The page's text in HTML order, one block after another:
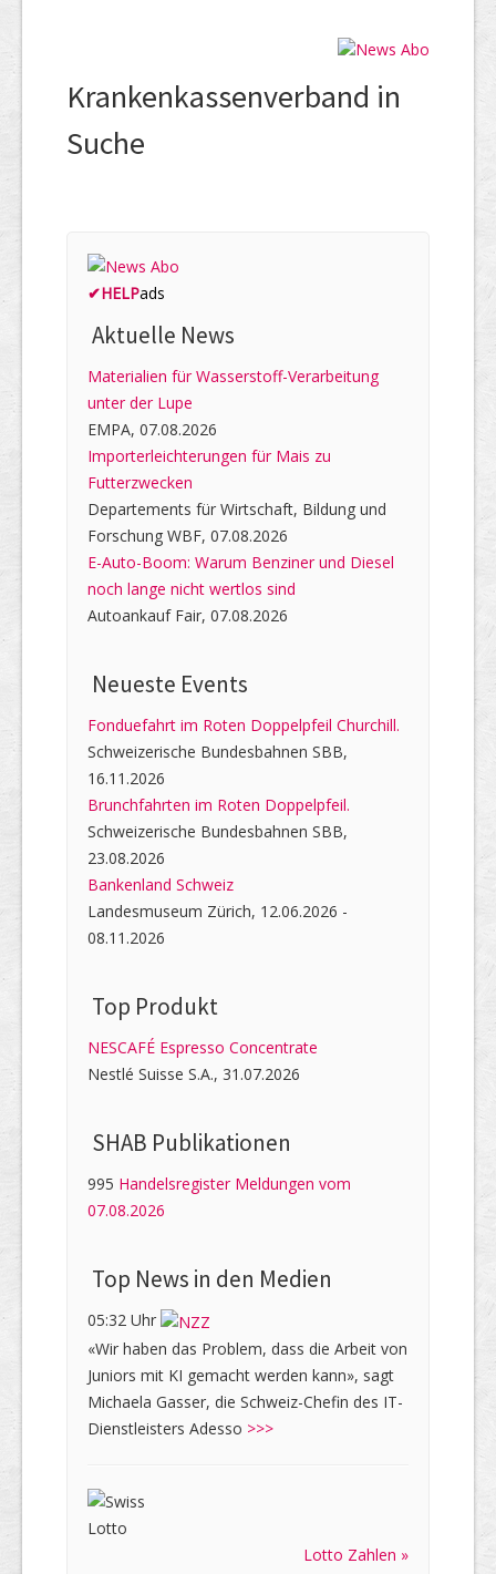
Krankenkassenverband in
Suche
✔HELPads
Aktuelle News
Materialien für Wasserstoff-Verarbeitung
unter der Lupe
EMPA, 07.08.2026
Importerleichterungen für Mais zu
Futterzwecken
Departements für Wirtschaft, Bildung und
Forschung WBF, 07.08.2026
E-Auto-Boom: Warum Benziner und Diesel
noch lange nicht wertlos sind
Autoankauf Fair, 07.08.2026
Neueste Events
Fonduefahrt im Roten Doppelpfeil Churchill.
Schweizerische Bundesbahnen SBB,
16.11.2026
Brunchfahrten im Roten Doppelpfeil.
Schweizerische Bundesbahnen SBB,
23.08.2026
Bankenland Schweiz
Landesmuseum Zürich, 12.06.2026 -
08.11.2026
Top Produkt
NESCAFÉ Espresso Concentrate
Nestlé Suisse S.A., 31.07.2026
SHAB Publi­kati­onen
995 Handelsregister Meldungen vom
07.08.2026
Top News in den Medien
05:32 Uhr
«Wir haben das Problem, dass die Arbeit von
Juniors mit KI gemacht werden kann», sagt
Michaela Gasser, die Schweiz-Chefin des IT-
Dienstleisters Adesso >>>
Lotto Zahlen »